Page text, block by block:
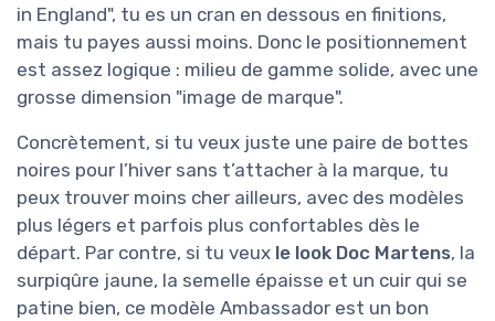
in England", tu es un cran en dessous en finitions,
mais tu payes aussi moins. Donc le positionnement
est assez logique : milieu de gamme solide, avec une
grosse dimension "image de marque".
Concrètement, si tu veux juste une paire de bottes
noires pour l’hiver sans t’attacher à la marque, tu
peux trouver moins cher ailleurs, avec des modèles
plus légers et parfois plus confortables dès le
départ. Par contre, si tu veux le look Doc Martens, la
surpiqûre jaune, la semelle épaisse et un cuir qui se
patine bien, ce modèle Ambassador est un bon